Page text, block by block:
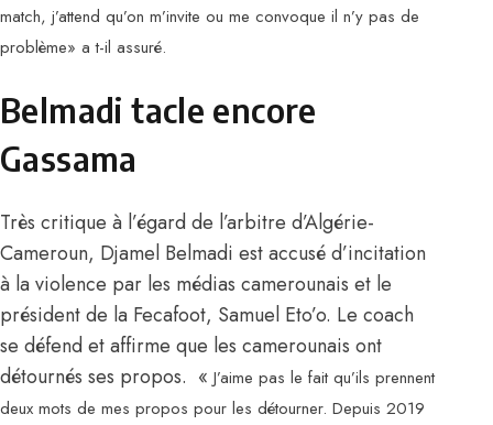
match, j’attend qu’on m’invite ou me convoque il n’y pas de
problème» a t-il assuré.
Belmadi tacle encore
Gassama
Très critique à l’égard de l’arbitre d’Algérie-
Cameroun, Djamel Belmadi est accusé d’incitation
à la violence par les médias camerounais et le
président de la Fecafoot, Samuel Eto’o. Le coach
se défend et affirme que les camerounais ont
détournés ses propos. «J’aime pas le fait qu’ils prennent
deux mots de mes propos pour les détourner. Depuis 2019